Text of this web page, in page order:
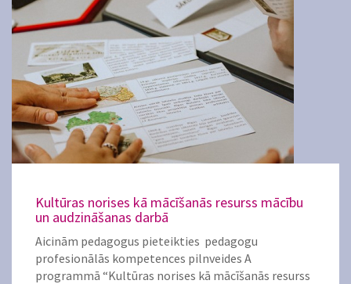
Kultūras norises kā mācīšanās resurss mācību
un audzināšanas darbā
Aicinām pedagogus pieteikties pedagogu
profesionālās kompetences pilnveides A
programmā “Kultūras norises kā mācīšanās resurss